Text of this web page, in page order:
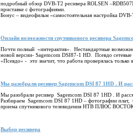
подробный обзор DVB-T2 ресивера ROLSEN –RDB507
приставке с фотографиями.
Бонус – видеофильм «самостоятельная настройка DVB-
Онлайн возможности спутникового ресивера
Почти полный «интерактив». Нестандартные
новой версии- Sagemcom DSI87-1 HD. Псевдо сетевые
«Псевдо» - это значит, что работа проверялась
Мы разобрали ресивер Sagemcom DSI 87 1HD . И
Мы разобрали ресивер Sagemcom DSI 87 1HD . И
Разбираем Sagemcom DSI 87 1HD – фотографии
приема спутникового телевидения НТВ ПЛЮС
Выбор ресивера